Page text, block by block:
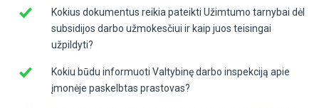
Kokius dokumentus reikia pateikti Užimtumo tarnybai dėl
subsidijos darbo užmokesčiui ir kaip juos teisingai
užpildyti?
Kokiu būdu informuoti Valtybinę darbo inspekciją apie
įmonėje paskelbtas prastovas?